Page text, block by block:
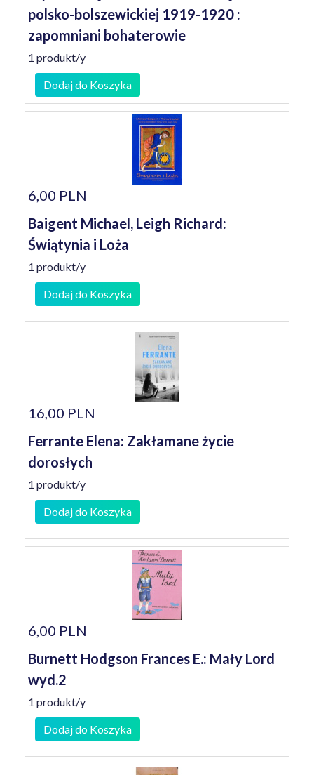
polsko-bolszewickiej 1919-1920 :
zapomniani bohaterowie
1 produkt/y
Dodaj do Koszyka
6,00 PLN
Baigent Michael, Leigh Richard:
Świątynia i Loża
1 produkt/y
Dodaj do Koszyka
16,00 PLN
Ferrante Elena: Zakłamane życie
dorosłych
1 produkt/y
Dodaj do Koszyka
6,00 PLN
Burnett Hodgson Frances E.: Mały Lord
wyd.2
1 produkt/y
Dodaj do Koszyka